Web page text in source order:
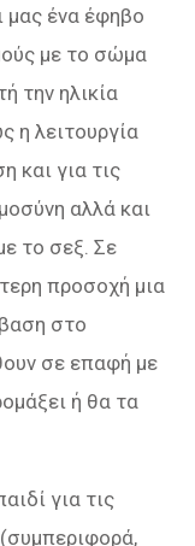
μας ένα έφηβο
με το σώμα
την ηλικία
η λειτουργία
και για τις
αλλά και
το σεξ. Σε
προσοχή μια
στο
σε επαφή με
ή θα τα
για τις